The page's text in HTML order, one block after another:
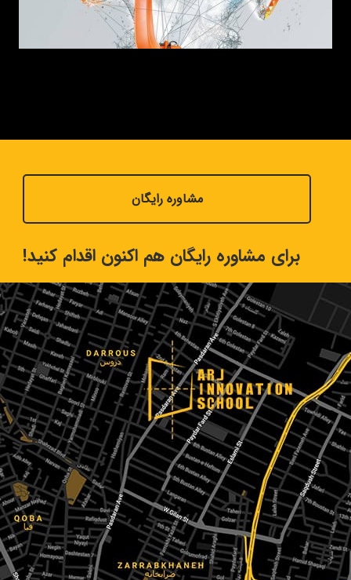
مشاوره رایگان
برای مشاوره رایگان هم اکنون اقدام کنید!